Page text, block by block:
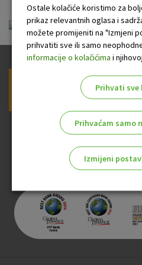
ou-visa-classic-
Prijava na newsletter OTP
Ostale kolačiće koristimo za
prikaz relevantnih oglasa i
možete promijeniti na "Izmjeni
prihvatiti sve ili samo
informacije o kolačićima i
Prihvati sve
Prihvaćam samo
Izmijeni